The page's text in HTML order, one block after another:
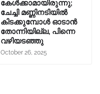
കേൾക്കാമായിരുന്നു;
ചേച്ചി മണ്ണിനടിയിൽ
കിടക്കുമ്പോൾ ഓടാൻ
തോന്നിയില്ല, പിന്നെ
വഴിയടഞ്ഞു
October 26, 2025